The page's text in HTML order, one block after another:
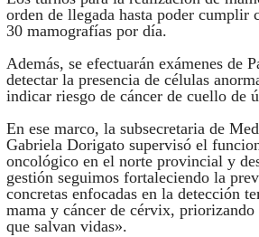
orden de llegada hasta poder cumplir
30 mamografías por día.
Además, se efectuarán exámenes de
detectar la presencia de células
indicar riesgo de cáncer de cuello de
En ese marco, la subsecretaria de
Gabriela Dorigato supervisó el
oncológico en el norte provincial y
gestión seguimos fortaleciendo la
concretas enfocadas en la detección
mama y cáncer de cérvix, priorizando
que salvan vidas».